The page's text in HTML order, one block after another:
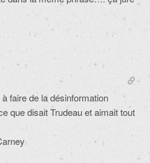
faire de la désinformation
que disait Trudeau et aimait tout